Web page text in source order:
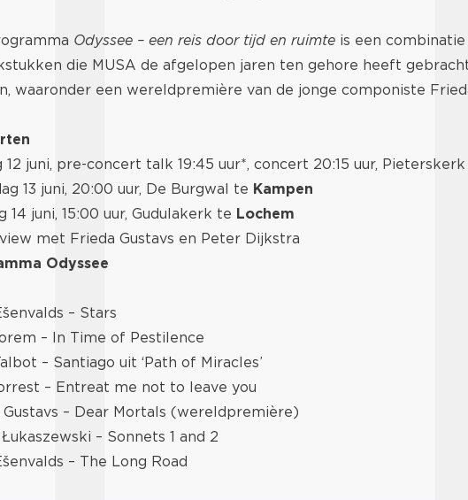
Odyssee – een reis door tijd en ruimteis een combinatie
die MUSA de afgelopen jaren ten gehore heeft
waaronder een wereldpremière van de jonge componiste
12 juni, pre-concert talk 19:45 uur*, concert 20:15 uur,
13 juni, 20:00 uur, De Burgwal te Kampen
14 juni, 15:00 uur, Gudulakerk te Lochem
met Frieda Gustavs en Peter Dijkstra
Odyssee
– Stars
– In Time of Pestilence
– Santiago uit ‘Path of Miracles’
– Entreat me not to leave you
Gustavs – Dear Mortals (wereldpremière)
Łukaszewski – Sonnets 1 and 2
– The Long Road